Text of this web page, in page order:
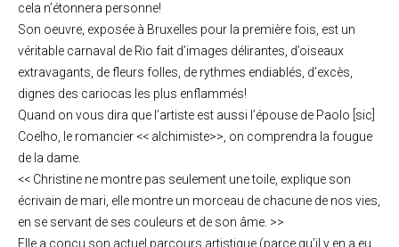
cela n’étonnera personne!
Son oeuvre, exposée à Bruxelles pour la première fois, est un
véritable carnaval de Rio fait d’images délirantes, d’oiseaux
extravagants, de fleurs folles, de rythmes endiablés, d’excès,
dignes des cariocas les plus enflammés!
Quand on vous dira que l’artiste est aussi l’épouse de Paolo [sic]
Coelho, le romancier << alchimiste>>, on comprendra la fougue
de la dame.
<< Christine ne montre pas seulement une toile, explique son
écrivain de mari, elle montre un morceau de chacune de nos vies,
en se servant de ses couleurs et de son âme. >>
Elle a conçu son actuel parcours artistique (parce qu’il y en a eu